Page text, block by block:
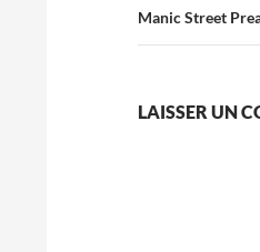
Manic Street
LAISSER UN